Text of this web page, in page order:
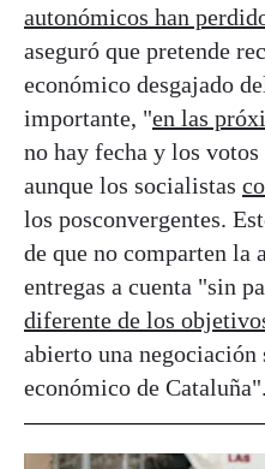
autonómicos han
aseguró que pretende
económico desgajado
importante, "en las
no hay fecha y los votos
aunque los socialistas
los posconvergentes.
de que no comparten la
entregas a cuenta "sin
diferente de los
abierto una
económico de Cataluña".